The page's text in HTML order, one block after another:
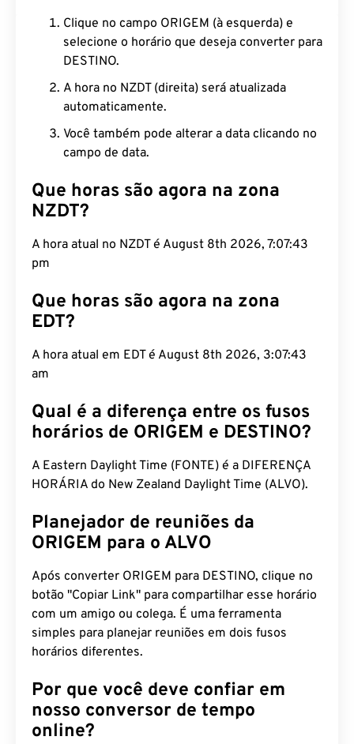
Clique no campo ORIGEM (à esquerda) e
selecione o horário que deseja converter para
DESTINO.
A hora no NZDT (direita) será atualizada
automaticamente.
Você também pode alterar a data clicando no
campo de data.
Que horas são agora na zona
NZDT?
A hora atual no NZDT é August 8th 2026, 7:07:44
pm
Que horas são agora na zona
EDT?
A hora atual em EDT é August 8th 2026, 3:07:44
am
Qual é a diferença entre os fusos
horários de ORIGEM e DESTINO?
A Eastern Daylight Time (FONTE) é a DIFERENÇA
HORÁRIA do New Zealand Daylight Time (ALVO).
Planejador de reuniões da
ORIGEM para o ALVO
Após converter ORIGEM para DESTINO, clique no
botão "Copiar Link" para compartilhar esse horário
com um amigo ou colega. É uma ferramenta
simples para planejar reuniões em dois fusos
horários diferentes.
Por que você deve confiar em
nosso conversor de tempo
online?